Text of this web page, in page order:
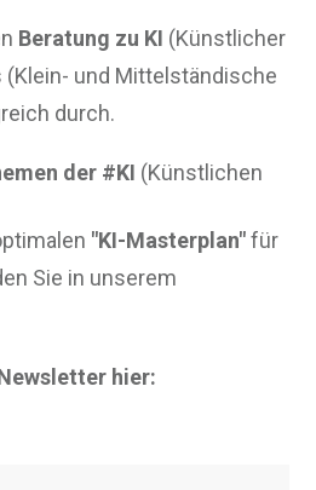
Beratung zu KI (Künstlicher
(Klein- und Mittelständische
durch.
der #KI (Künstlichen
"KI-Masterplan"für
Sie in unserem
hier: